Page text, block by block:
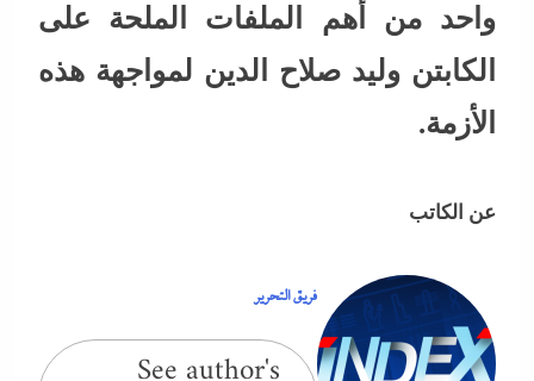
واحد من أهم الملفات الملحة على
الكابتن وليد صلاح الدين لمواجهة هذه
الأزمة.
عن الكاتب
فريق التحرير